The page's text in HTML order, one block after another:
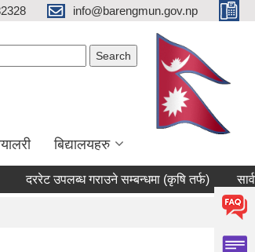
info@barengmun.gov.np
बिद्यालयहरु
दररेट उपलब्ध गराउने सम्बन्धमा (कृषि तर्फ)